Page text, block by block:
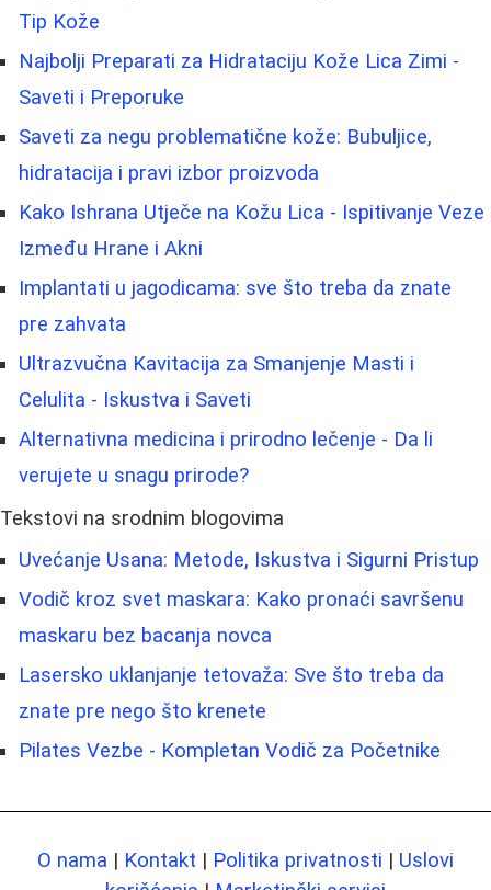
Tip Kože
Najbolji Preparati za Hidrataciju Kože Lica Zimi -
Saveti i Preporuke
Saveti za negu problematične kože: Bubuljice,
hidratacija i pravi izbor proizvoda
Kako Ishrana Utječe na Kožu Lica - Ispitivanje Veze
Između Hrane i Akni
Implantati u jagodicama: sve što treba da znate
pre zahvata
Ultrazvučna Kavitacija za Smanjenje Masti i
Celulita - Iskustva i Saveti
Alternativna medicina i prirodno lečenje - Da li
verujete u snagu prirode?
Tekstovi na srodnim blogovima
Uvećanje Usana: Metode, Iskustva i Sigurni Pristup
Vodič kroz svet maskara: Kako pronaći savršenu
maskaru bez bacanja novca
Lasersko uklanjanje tetovaža: Sve što treba da
znate pre nego što krenete
Pilates Vezbe - Kompletan Vodič za Početnike
O nama | Kontakt | Politika privatnosti | Uslovi